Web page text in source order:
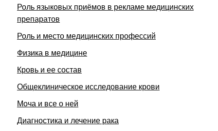
Роль языковых приёмов в рекламе медицинских
препаратов
Роль и место медицинских профессий
Физика в медицине
Кровь и ее состав
Общеклиническое исследование крови
Моча и все о ней
Диагностика и лечение рака